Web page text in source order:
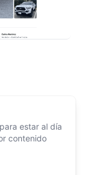
estar al día
contenido